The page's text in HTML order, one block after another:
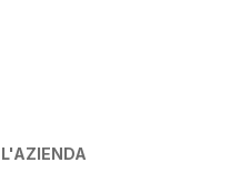
L'AZIENDA